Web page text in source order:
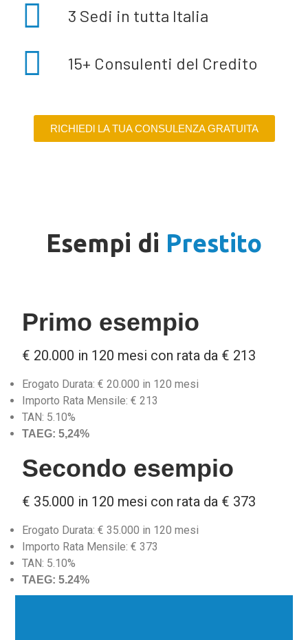
3 Sedi in tutta Italia
15+ Consulenti del Credito
RICHIEDl LA TUA CONSULENZA GRATUITA
Esempi di Prestito
Primo esempio
€ 20.000 in 120 mesi con rata da € 213
Erogato Durata: € 20.000 in 120 mesi
Importo Rata Mensile: € 213
TAN: 5.10%
TAEG: 5,24%
Secondo esempio
€ 35.000 in 120 mesi con rata da € 373
Erogato Durata: € 35.000 in 120 mesi
Importo Rata Mensile: € 373
TAN: 5.10%
TAEG: 5.24%